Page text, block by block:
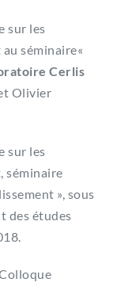
sur les
séminaire«
Cerlis
Olivier
sur les
séminaire
», sous
des études